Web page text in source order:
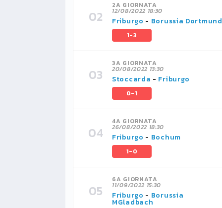
2A GIORNATA
12/08/2022 18:30
Friburgo - Borussia Dortmund
1-3
3A GIORNATA
20/08/2022 13:30
Stoccarda - Friburgo
0-1
4A GIORNATA
26/08/2022 18:30
Friburgo - Bochum
1-0
6A GIORNATA
11/09/2022 15:30
Friburgo - Borussia
MGladbach